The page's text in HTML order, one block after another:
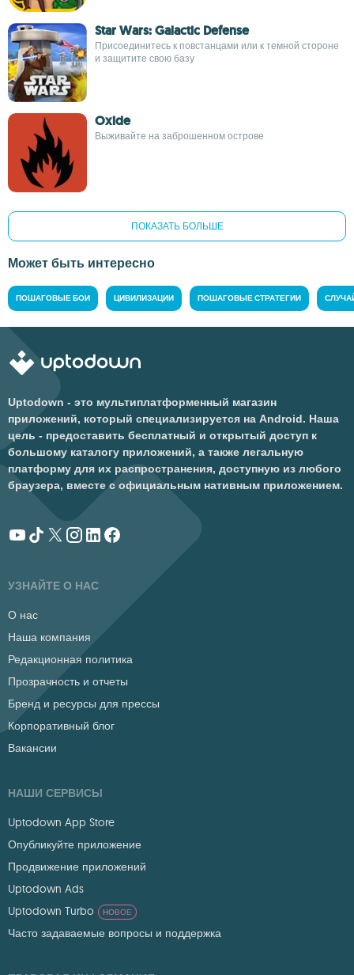
Star Wars: Galactic Defense
Присоединитесь к повстанцами или к темной стороне
и защитите свою базу
Oxide
Выживайте на заброшенном острове
ПОКАЗАТЬ БОЛЬШЕ
Может быть интересно
ПОШАГОВЫЕ БОИ ЦИВИЛИЗАЦИИ ПОШАГОВЫЕ СТРАТЕГИИ
Uptodown - это мультиплатформенный магазин
приложений, который специализируется на Android. Наша
цель - предоставить бесплатный и открытый доступ к
большому каталогу приложений, а также легальную
платформу для их распространения, доступную из любого
браузера, вместе с официальным нативным приложением.
УЗНАЙТЕ О НАС
О нас
Наша компания
Редакционная политика
Прозрачность и отчеты
Бренд и ресурсы для прессы
Корпоративный блог
Вакансии
НАШИ СЕРВИСЫ
Uptodown App Store
Опубликуйте приложение
Продвижение приложений
Uptodown Ads
Uptodown Turbo
НОВОЕ
Часто задаваемые вопросы и поддержка